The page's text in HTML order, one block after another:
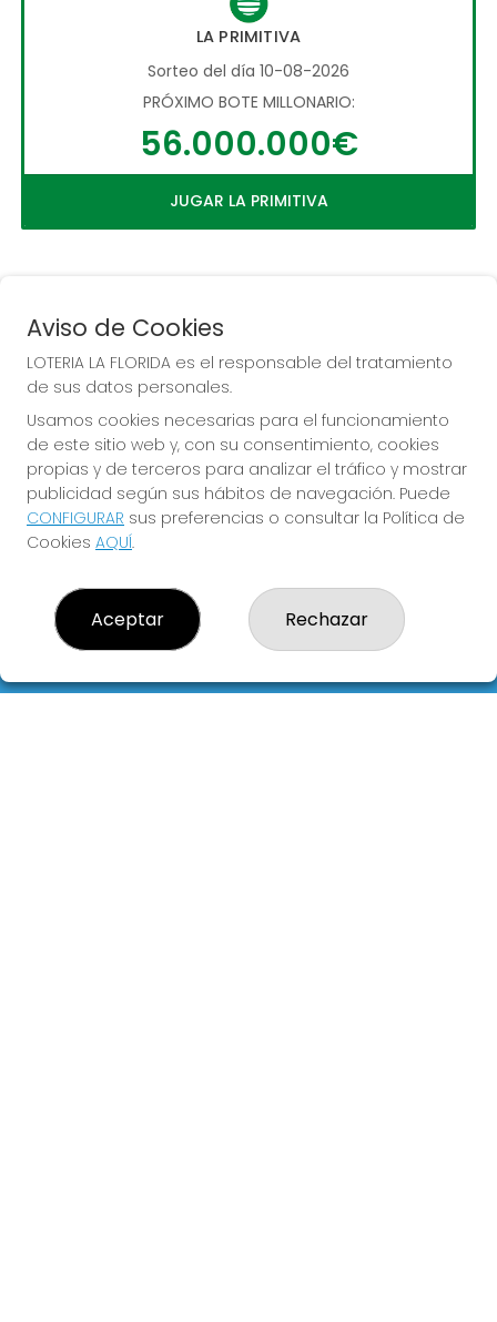
LA PRIMITIVA
Sorteo del día 10-08-2026
PRÓXIMO BOTE MILLONARIO:
56.000.000€
JUGAR LA PRIMITIVA
COMPRA EN LOTERIA LA
FLORIDA
Y QUE LAS MEIGAS TE
Aviso de Cookies
LOTERIA LA FLORIDA es el responsable del tratamiento
de sus datos personales.
Usamos cookies necesarias para el funcionamiento
de este sitio web y, con su consentimiento, cookies
propias y de terceros para analizar el tráfico y mostrar
publicidad según sus hábitos de navegación. Puede
CONFIGURAR sus preferencias o consultar la Política de
Cookies AQUÍ.
Aceptar Rechazar